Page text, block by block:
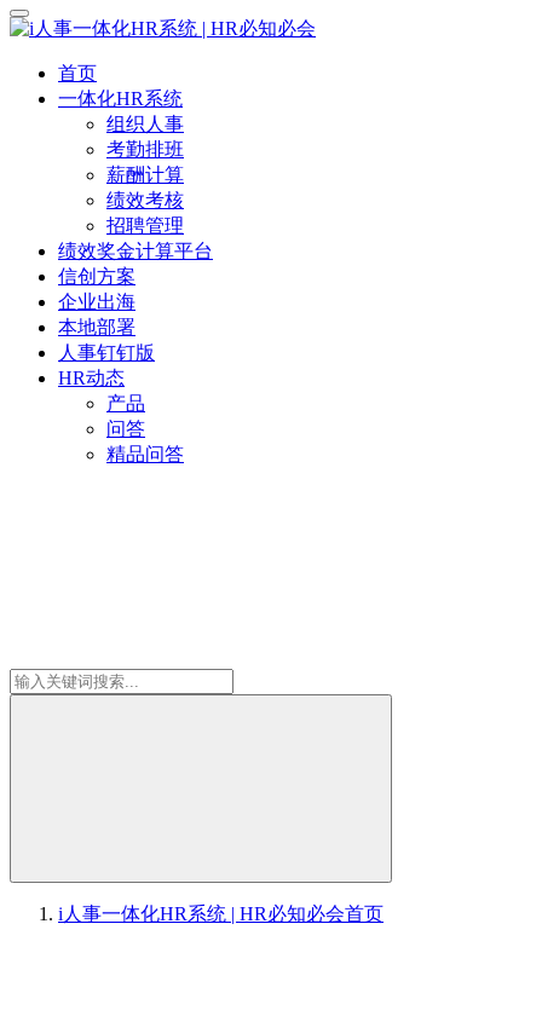
首页
一体化HR系统
组织人事
考勤排班
薪酬计算
绩效考核
招聘管理
绩效奖金计算平台
信创方案
企业出海
本地部署
人事钉钉版
HR动态
产品
问答
精品问答
i人事一体化HR系统 | HR必知必会首页